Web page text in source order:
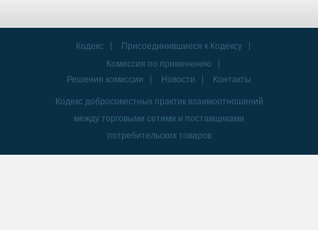
Кодекс
Присоединившиеся к Кодексу
Комиссия по применению
Решения комиссии
Новости Контакты
Кодекс добросовестных практик взаимоотношений
между торговыми сетями и поставщиками
потребительских товаров